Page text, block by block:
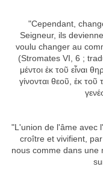
"Cependant,
Seigneur, ils
voulu changer au
(Stromates VI, 6 ;
μέντοι ἐκ τοῦ εἶναι
γίνονται θεοῦ, ἐκ τοῦ
"L'union de l'âme avec
croître et vivifient,
nous comme dans une